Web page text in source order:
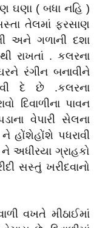
ઘણા ( બધા નહિ )
તેલમાં ફરસાણ
અને ગળાની દશા
રાખતાં . કલરના
રંગીન બનાવીને
દે છે .કલરના
દિવાળીના પાવન
વેપારી સેલના
હોંશેહોંશે પધરાવી
અધીરયા ગ્રાહકો
સસ્તું ખરીદવાનો
વખતે મીઠાઈમાં